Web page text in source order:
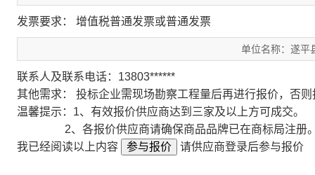
发票要求： 增值税普通发票或普通发票
单位名称：遂平
联系人及联系电话：13803******
其他需求：
投标企业需现场勘察工程量后再进行报价，否则
温馨提示：1、有效报价供应商达到三家及以上方可成交。
2、各报价供应商请确保商品品牌已在商标局注册。
我已经阅读以上内容
参与报价 请供应商登录后参与报价